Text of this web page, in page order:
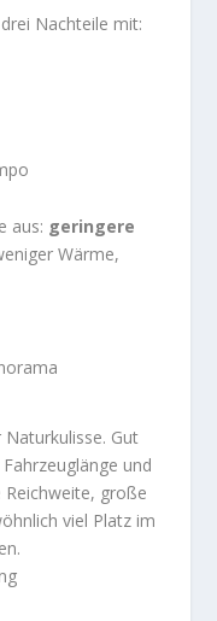
Nachteile mit:
aus: geringere
Wärme,
Naturkulisse. Gut
und
große
viel Platz im